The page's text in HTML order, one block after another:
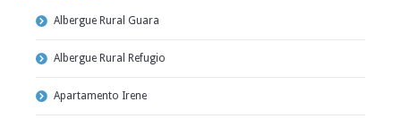
Albergue Rural Guara
Albergue Rural Refugio
Apartamento Irene